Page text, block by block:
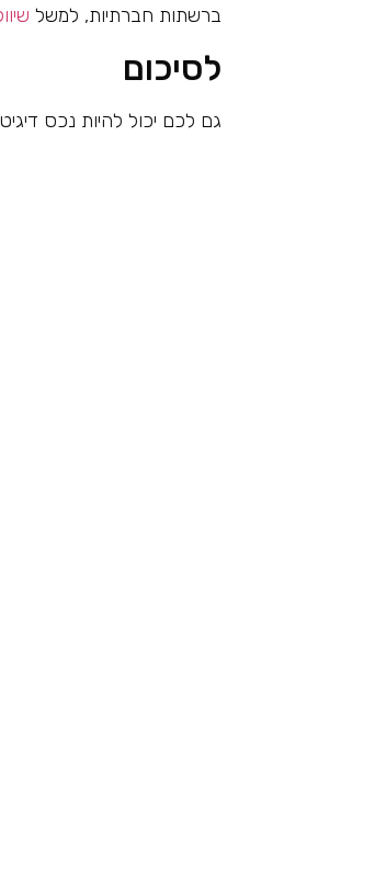
ברשתות חברתיות, למשל
לסיכום
גם לכם יכול להיות נכס